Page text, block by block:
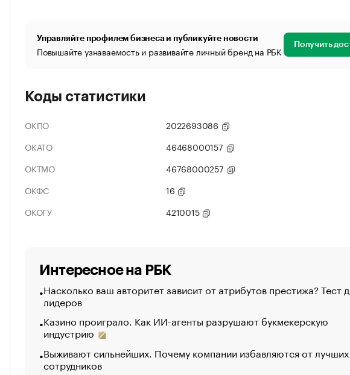
Управляйте профилем бизнеса и публикуйте новости
Повышайте узнаваемость и развивайте личный бренд на РБК Получить
Коды статистики
ОКПО
2022693086
ОКАТО
46468000157
ОКТМО
46768000257
ОКФС
16
ОКОГУ
4210015
Интересное на РБК
Насколько ваш авторитет зависит от атрибутов престижа? Тест
лидеров
Казино проиграло. Как ИИ-агенты разрушают букмекерскую
индустрию
Выживают сильнейших. Почему компании избавляются от лучших
сотрудников